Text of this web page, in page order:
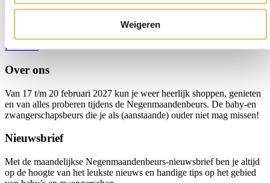
Weigeren
ronde voorkant, dat is de vorm van de BIBS De Lux
03 december 2024
Meer informatie:
Klik hier
Over ons
Van 17 t/m 20 februari 2027 kun je weer heerlijk shoppen, genieten
en van alles proberen tijdens de Negenmaandenbeurs. De baby-en
zwangerschapsbeurs die je als (aanstaande) ouder niet mag missen!
Nieuwsbrief
Met de maandelijkse Negenmaandenbeurs-nieuwsbrief ben je altijd
op de hoogte van het leukste nieuws en handige tips op het gebied